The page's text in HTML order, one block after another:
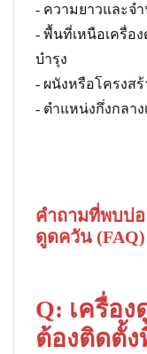
- ความยาวและจ
- พื้นที่เหนือเครื่อ
บำรุง
- ผนังหรือโครงส
- ตำแหน่งกึ่งกลา
คำถามที่พบบ่อ
ดูดควัน (FAQ)
Q: เครื่อ
ต้องติดตั้ง